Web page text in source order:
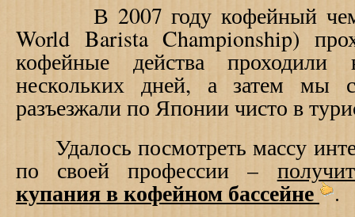
В 2007 году кофейный
World Barista Championship)
кофейные действа
нескольких дней, а затем мы
разъезжали по Японии чисто в
Удалось посмотреть массу
по своей профессии –
купания в кофейном бассейне
.